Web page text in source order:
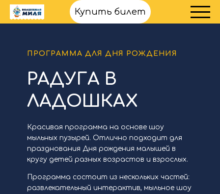
Купить билет
ПРОГРАММА ДЛЯ ДНЯ РОЖДЕНИЯ
РАДУГА В
ЛАДОШКАХ
Красивая программа на основе шоу
мыльных пузырей. Отлично подходит для
празднования Дня рождения малышей в
кругу детей разных возрастов и взрослых.
Программа состоит из нескольких частей:
развлекательный интерактив, мыльное шоу